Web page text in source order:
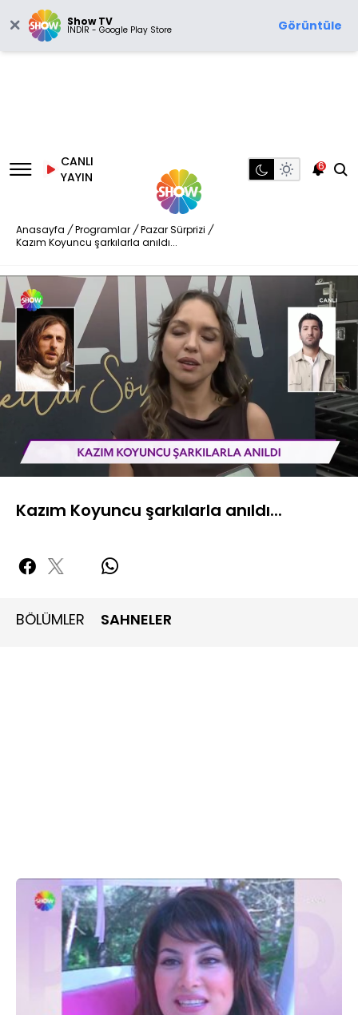
Show TV
İNDİR - Google Play Store Görüntüle
CANLI
YAYIN
6
Anasayfa / Programlar / Pazar Sürprizi /
Kazım Koyuncu şarkılarla anıldı...
Sesi
Aç
Oynatma
Hızı
Kazım Koyuncu şarkılarla anıldı...
BÖLÜMLER SAHNELER